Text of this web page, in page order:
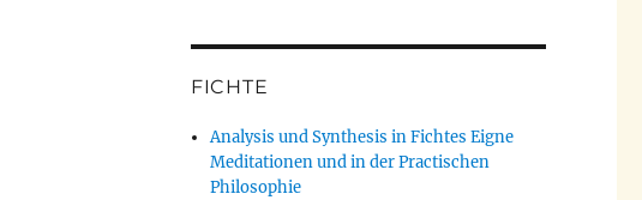
FICHTE
Analysis und Synthesis in Fichtes Eigne
Meditationen und in der Practischen
Philosophie